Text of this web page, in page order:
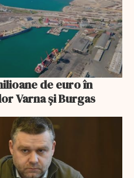
de euro în
Varna și Burgas